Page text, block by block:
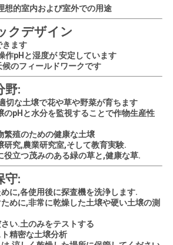
想的室内および室外での用途
クデザイン
きます
作pHと湿度が 安定しています
候のフィールドワークです
野:
切な土壌で花や草や野菜が育ちます
のpHと水分を監視することで作物生産性
繁殖のための健康な土壌
研究,農業研究室,そして教育実験.
役立つ茂みのある緑の草と,健康な草.
守:
に,各使用後に探査機を洗浄します.
めに,非常に乾燥した土壌や硬い土壌の測
い.土のみをテストする
精密な土壌分析